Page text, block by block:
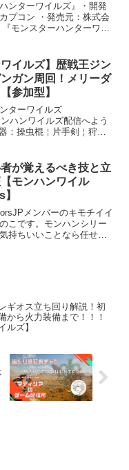
ンターワイルズ』・開発
プコン ・発売元：株式会
モンスターハンターワイ
ワイルズ】歴戦王ジン
ガン周回！メリーダ
参加型】
ターワイルズ
ハンワイルズ配信へよう
：操虫棍￤片手剣￤狩猟
！これらのコメントは基
い・見...
が覚えるべき技と立
モンハンワイル
メンバーのキモチイイ
こです。モンハンシリー
持ちいいことなら任せ
ギオス立ち回り解説！初
から火力装備まで！！！
ルズ】